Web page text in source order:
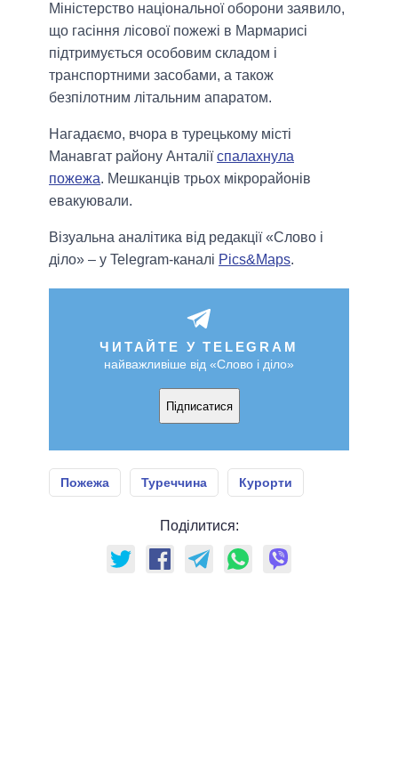
Міністерство національної оборони заявило,
що гасіння лісової пожежі в Мармарисі
підтримується особовим складом і
транспортними засобами, а також
безпілотним літальним апаратом.
Нагадаємо, вчора в турецькому місті
Манавгат району Анталіїспалахнула
пожежа. Мешканців трьох мікрорайонів
евакуювали.
Візуальна аналітика від редакції «Слово і
діло» – у Telegram-каналі Pics&Maps.
ЧИТАЙТЕ У TELEGRAM
найважливіше від «Слово і діло»
Підписатися
Пожежа Туреччина Курорти
Поділитися: